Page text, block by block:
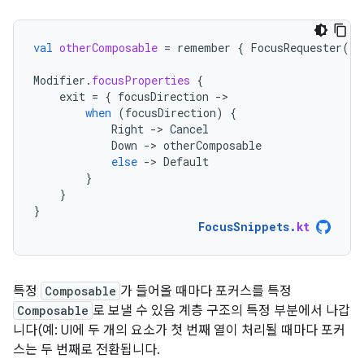
val otherComposable = remember { FocusRequester()
Modifier . focusProperties {
exit = { focusDirection -
when (focusDirection)
{
Right -> Cancel
Down -> otherComposable
else -> Default
}
}
}
FocusSnippets. kt
특정 Composable 가 들어올 때마다 포커스를 특정
Composable 로 보낼 수 있음 계층 구조의 특정 부분에서 나갑
니다(예: UI에 두 개의 요소가 첫 번째 열이 처리될 때마다 포커
스는 두 번째로 전환됩니다.